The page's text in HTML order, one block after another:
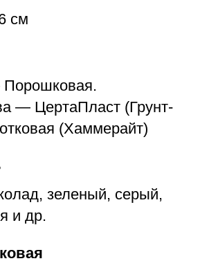
см
— ЦертаПласт (Грунт-
(Хаммерайт)
зеленый, серый,
и др.